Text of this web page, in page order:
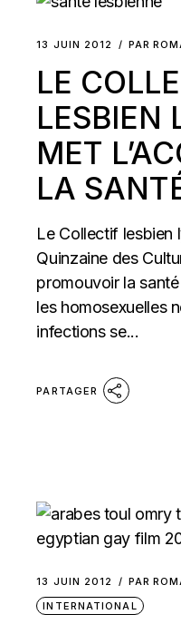
13 JUIN 2012 PAR
LE
LESBIEN
MET
LA
Le Collectif lesbien
Quinzaine des
promouvoir la
les homosexuelles
infections se...
PARTAGER
13 JUIN 2012 PAR
INTERNATIONAL